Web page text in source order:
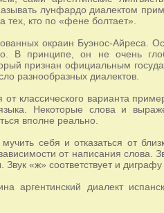
лунфардо диалектом
тех, кто по «фене болтает».
окраин Буэнос-Айреса.
В принципе, он не очень
признан официальным
разнообразных диалектов.
от классического варианта
Некоторые слова и
вполне реально.
себя и отказаться от
от написания слова.
«ж» соответствует и диграфу
аргентинский диалект